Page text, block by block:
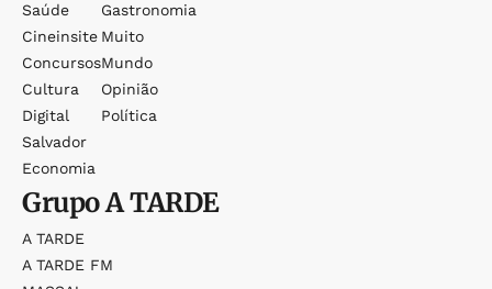
Saúde
Cineinsite
Concursos
Cultura
Digital
Salvador
Economia
Gastronomia
Muito
Mundo
Opinião
Política
GrupoA TARDE
A TARDE
A TARDE FM